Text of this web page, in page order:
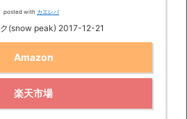
posted with カエレバ
(snow peak) 2017-12-21
Amazon
楽天市場